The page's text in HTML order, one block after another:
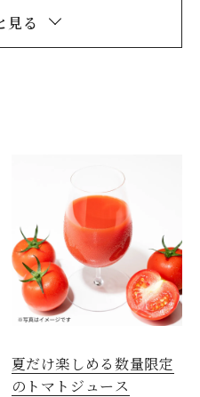
見る
夏だけ楽しめる数量限定
のトマトジュース